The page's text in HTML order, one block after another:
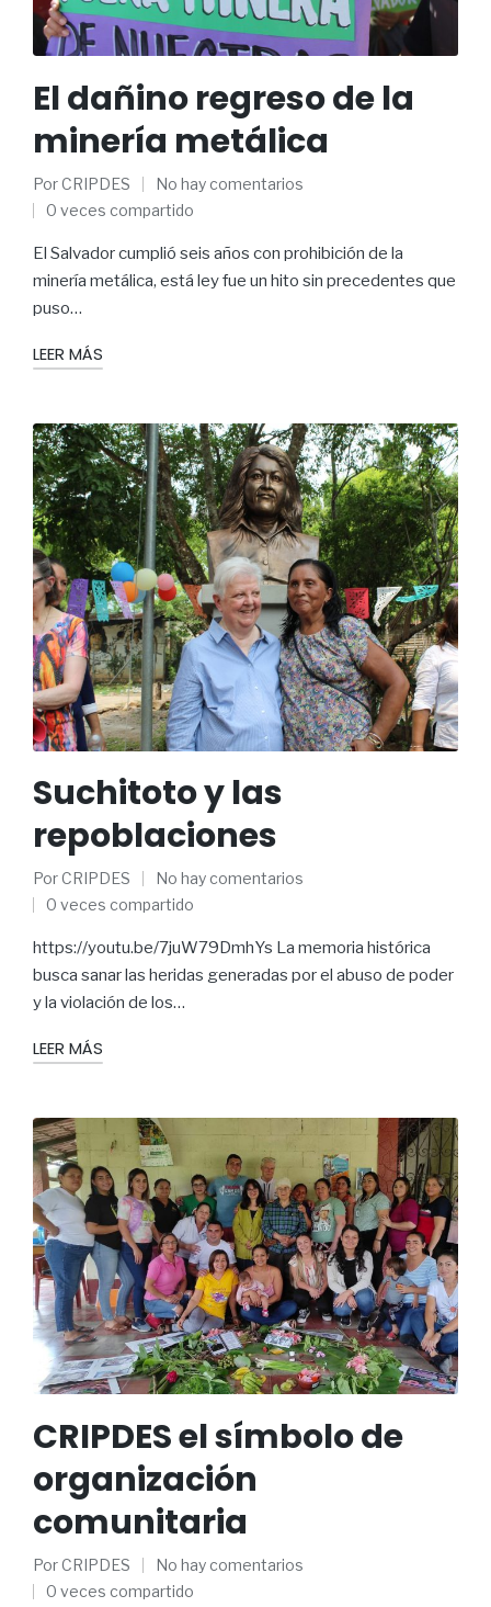
El dañino regreso de la
minería metálica
PorCRIPDES
No hay comentarios
0 veces compartido
El Salvador cumplió seis años con prohibición de la
minería metálica, está ley fue un hito sin precedentes que
puso…
LEER MÁS
Suchitoto y las
repoblaciones
PorCRIPDES
No hay comentarios
0 veces compartido
https://youtu.be/7juW79DmhYs La memoria histórica
busca sanar las heridas generadas por el abuso de poder
y la violación de los…
LEER MÁS
CRIPDES el símbolo de
organización
comunitaria
PorCRIPDES
No hay comentarios
0 veces compartido